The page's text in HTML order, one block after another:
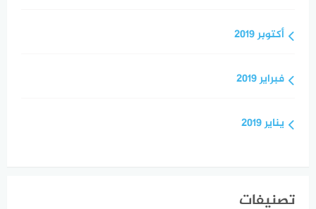
أكتوبر 2019
فبراير 2019
يناير 2019
تصنيفات